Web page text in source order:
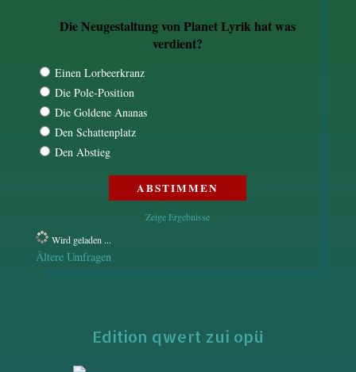
Die Neugestaltung von Planet Lyrik hat was
verdient?
Einen Lorbeerkranz
Die Pole-Position
Die Goldene Ananas
Den Schattenplatz
Den Abstieg
Zeige Ergebnisse
Wird geladen ...
Ältere Umfragen
Edition qwert zui opü